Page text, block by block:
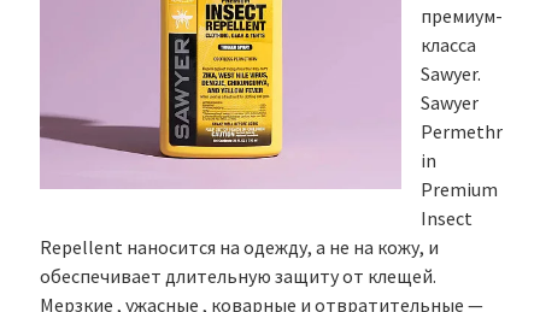
премиум-
класса
Sawyer.
Sawyer
Permethr
in
Premium
Insect
Repellent наносится на одежду, а не на кожу, и
обеспечивает длительную защиту от клещей.
Мерзкие , ужасные , коварные и отвратительные —